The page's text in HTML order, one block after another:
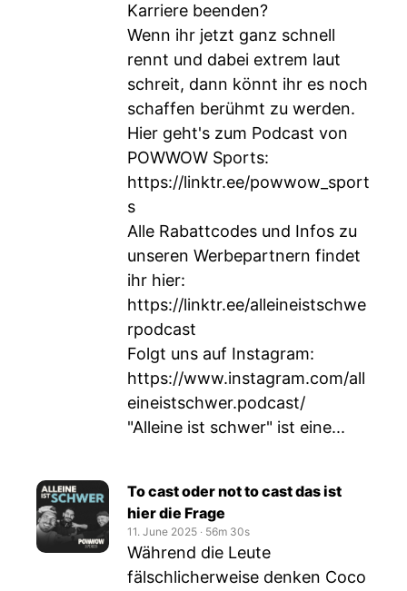
Karriere beenden?
Wenn ihr jetzt ganz schnell
rennt und dabei extrem laut
schreit, dann könnt ihr es noch
schaffen berühmt zu werden.
Hier geht's zum Podcast von
POWWOW Sports:
https://linktr.ee/powwow_sport
s
Alle Rabattcodes und Infos zu
unseren Werbepartnern findet
ihr hier:
https://linktr.ee/alleineistschwe
rpodcast
Folgt uns auf Instagram:
https://www.instagram.com/all
eineistschwer.podcast/
"Alleine ist schwer" ist eine...
To cast oder not to cast das ist
hier die Frage
11. June 2025 ‧ 56m 30s
Während die Leute
fälschlicherweise denken Coco